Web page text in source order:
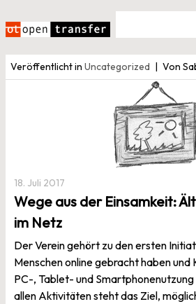
Inhalt
springen
E-
Veröffentlicht in Uncategorized Von
18. Juli 2017
Wege aus der Einsamkeit:
im Netz
Der Verein gehört zu den ersten
Menschen online gebracht haben und
PC-, Tablet- und
allen Aktivitäten steht das Ziel,